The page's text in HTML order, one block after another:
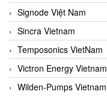
Signode Việt Nam
Sincra Vietnam
Temposonics VietNam
Victron Energy Vietnam
Wilden-Pumps Vietnam